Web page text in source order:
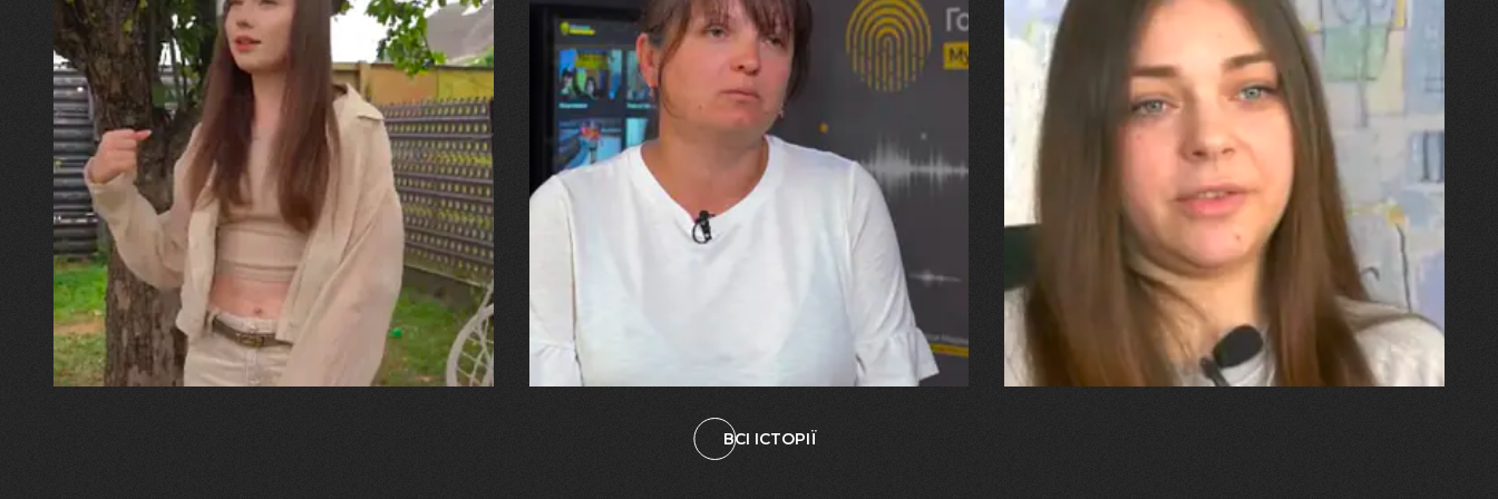
30.07.2026
Калина, Дарина та Віра Папроцькі
"Хвиля була, як від моря,
прозора і велика… Я ледве
встигла схопити племінницю"
29.07.2026
Марина, Ваїд та Аміна Харченко
"Попри всі втрати, ми не
зламалися: тепер я бачу
свого вбитого чоловіка у
наших дітях"
27.07.2026
"Я перенесла 11 операцій, та
плакала від фантомного
болю. Але маленька донька
бере за руку і змушує йти
далі"
ВСІ ІСТОРІЇ